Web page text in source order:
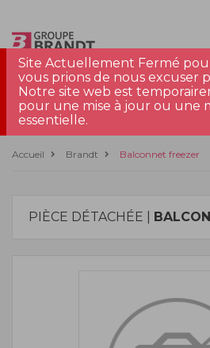
Site Actuellement Fermé
vous prions de nous excuser
Notre site web est
pour une mise à jour ou une
essentielle.
Accueil Brandt Balconnet freezer
PIÈCE DÉTACHÉE |